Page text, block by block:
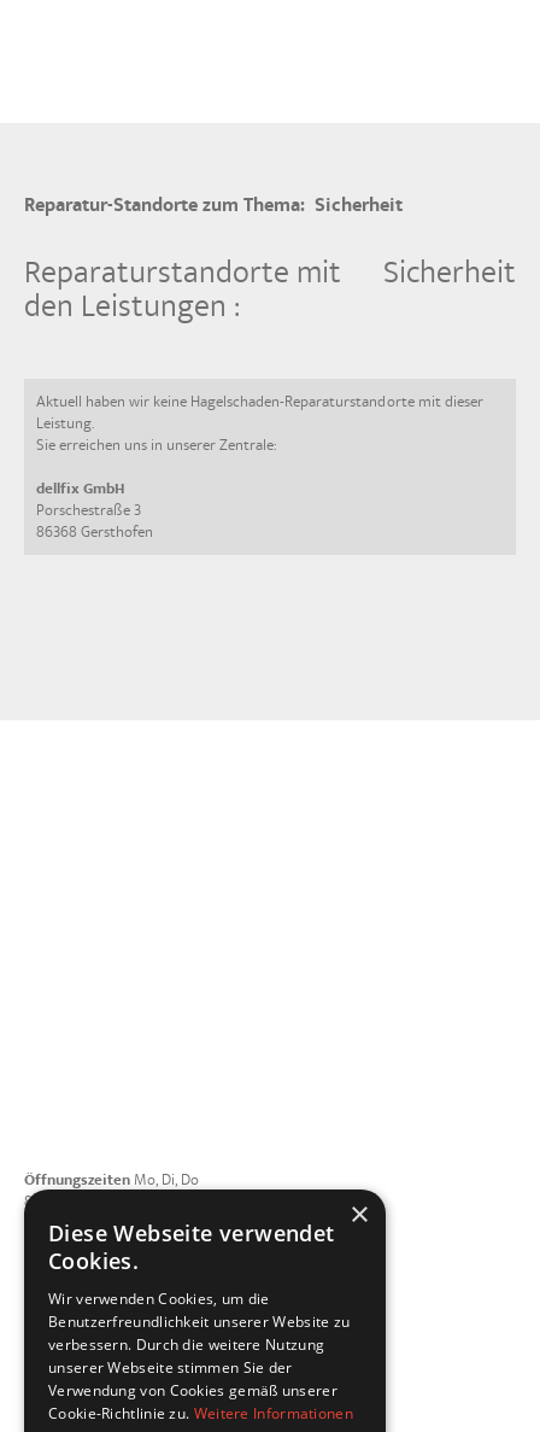
Reparatur-Standorte zum Thema:Sicherheit
Reparaturstandorte mit
den Leistungen :
Sicherheit
Aktuell haben wir keine Hagelschaden-Reparaturstandorte mit dieser
Leistung.
Sie erreichen uns in unserer Zentrale:
dellfix GmbH
Porschestraße 3
86368 Gersthofen
ÖffnungszeitenMo, Di, Do
8:00 - 12:00 | 13:00 - 17:00 Uhr
Mittwoch geschlossen
Freitag 8:00 - 15:00 Uhr
Telefon
+49 821 4208508-0
E-Mail schreiben
dellfix GmbH
Porschestraße 3
86368 Gersthofen
Vernetzen Sie sich mit uns
×
Diese Webseite verwendet
Cookies.
Wir verwenden Cookies, um die
Benutzerfreundlichkeit unserer Website zu
verbessern. Durch die weitere Nutzung
unserer Webseite stimmen Sie der
Verwendung von Cookies gemäß unserer
Cookie-Richtlinie zu. Weitere Informationen